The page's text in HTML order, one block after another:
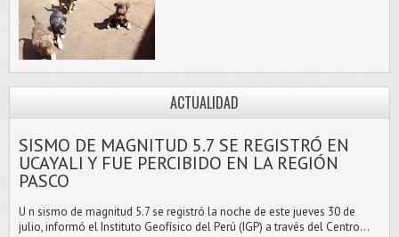
ACTUALIDAD
SISMO DE MAGNITUD 5.7 SE REGISTRÓ EN
UCAYALI Y FUE PERCIBIDO EN LA REGIÓN
PASCO
U n sismo de magnitud 5.7 se registró la noche de este jueves 30 de
julio, informó el Instituto Geofísico del Perú (IGP) a través del Centro...